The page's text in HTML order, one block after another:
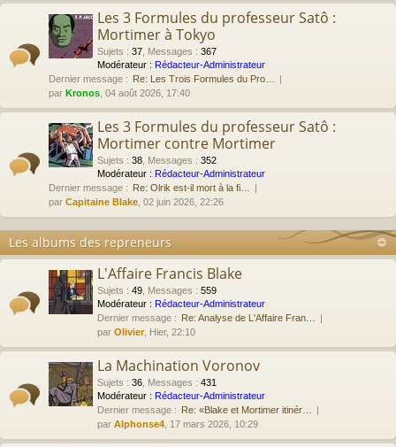
Les 3 Formules du professeur Satô :
Mortimer à Tokyo
Sujets : 37 Messages : 367
Modérateur : Rédacteur-Administrateur
Dernier message : Re: Les Trois Formules du Pro…
par Kronos , 04 août 2026, 17:40
Les 3 Formules du professeur Satô :
Mortimer contre Mortimer
Sujets : 38 Messages : 352
Modérateur : Rédacteur-Administrateur
Dernier message : Re: Olrik est-il mort à la fi…
par Capitaine Blake , 02 juin 2026, 22:26
Les albums des repreneurs
L'Affaire Francis Blake
Sujets : 49 Messages : 559
Modérateur : Rédacteur-Administrateur
Dernier message : Re: Analyse de L'Affaire Fran…
par Olivier , Hier, 22:10
La Machination Voronov
Sujets : 36 Messages : 431
Modérateur : Rédacteur-Administrateur
Dernier message : Re: «Blake et Mortimer itinér…
par Alphonse4 , 17 mars 2026, 10:29